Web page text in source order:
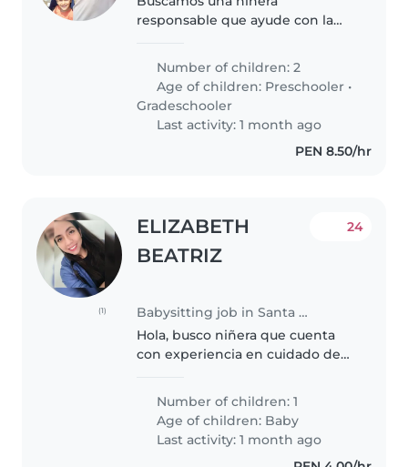
responsable que ayude con la
pequeños cariñosos,
independientes e inteligentes.
¡Gracias
Number of children: 2
Age of children: Preschooler •
Gradeschooler
Last activity: 1 month ago
PEN 8.50/hr
(1)
ELIZABETH
BEATRIZ
Babysitting job in Santa Anita - Los Ficus
24
Hola, busco niñera que cuenta
con experiencia en cuidado de
horarios son: - lunes a viernes de
7:30 am a 5 pm -Sábados de
8:00am a 2:30 pm Si estás..
Number of children: 1
Age of children: Baby
Last activity: 1 month ago